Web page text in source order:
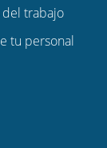
del trabajo
tu personal